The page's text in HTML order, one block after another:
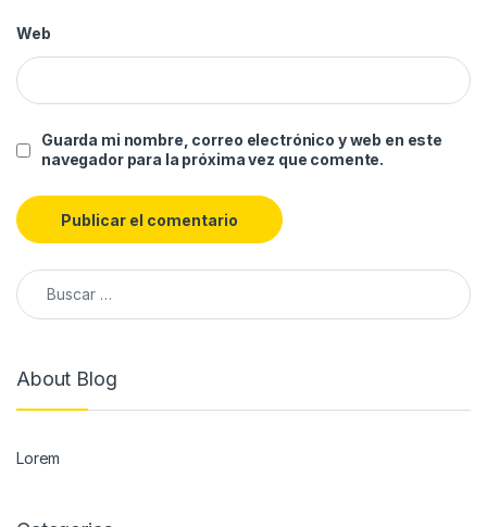
Web
Guarda mi nombre, correo electrónico y web en este
navegador para la próxima vez que comente.
About Blog
Lorem